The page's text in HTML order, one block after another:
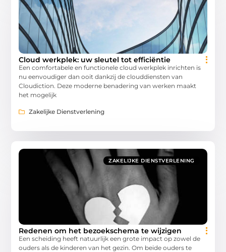
Cloud werkplek: uw sleutel tot efficiëntie
Een comfortabele en functionele cloud werkplek inrichten is
nu eenvoudiger dan ooit dankzij de clouddiensten van
Cloudiction. Deze moderne benadering van werken maakt
het mogelijk
Zakelijke Dienstverlening
ZAKELIJKE DIENSTVERLENING
Redenen om het bezoekschema te wijzigen
Een scheiding heeft natuurlijk een grote impact op zowel de
ouders als de kinderen van het gezin. Om beide ouders te